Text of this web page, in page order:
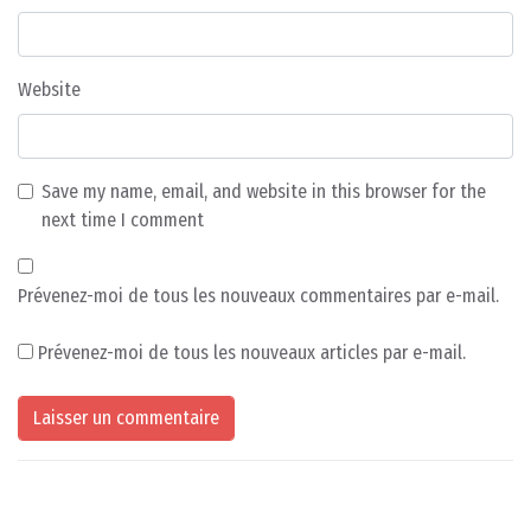
Website
Save my name, email, and website in this browser for the
next time I comment
Prévenez-moi de tous les nouveaux commentaires par e-mail.
Prévenez-moi de tous les nouveaux articles par e-mail.